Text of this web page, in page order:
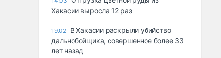
Хакасии выросла 12 раз
19.02 В Хакасии раскрыли убийство
дальнобойщика, совершенное более 33
лет назад